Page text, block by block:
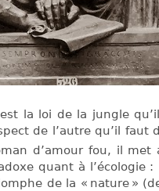
la loi de la jungle
de l’autre qu’il faut
d’amour fou, il met
quant à l’écologie
de la « nature »